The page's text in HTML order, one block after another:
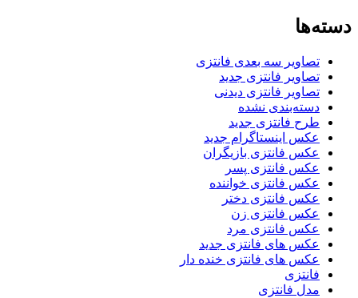
دسته‌ها
تصاویر سه بعدی فانتزی
تصاویر فانتزی جدید
تصاویر فانتزی دیدنی
دسته‌بندی نشده
طرح فانتزی جدید
عکس اینستاگرام جدید
عکس فانتزی بازیگران
عکس فانتزی پسر
عکس فانتزی خواننده
عکس فانتزی دختر
عکس فانتزی زن
عکس فانتزی مرد
عکس های فانتزی جدید
عکس های فانتزی خنده دار
فانتزی
مدل فانتزی